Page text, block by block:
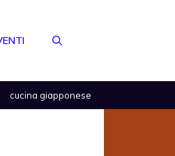
cucina giapponese